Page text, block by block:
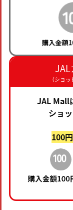
（ショ
JAL Mall
ショ
100